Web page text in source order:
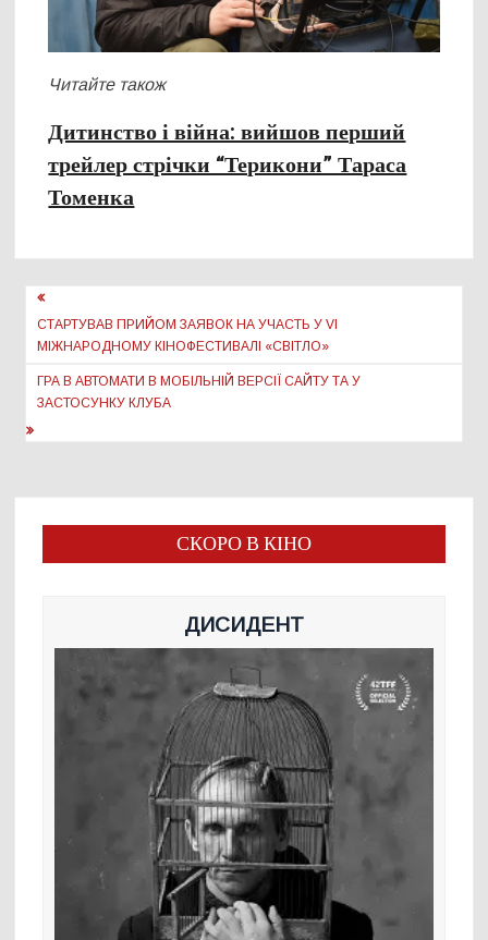
Читайте також
Дитинство і війна: вийшов перший
трейлер стрічки “Терикони” Тараса
Томенка
Навігація
записів
СТАРТУВАВ ПРИЙОМ ЗАЯВОК НА УЧАСТЬ У VI
МІЖНАРОДНОМУ КІНОФЕСТИВАЛІ «СВІТЛО»
ГРА В АВТОМАТИ В МОБІЛЬНІЙ ВЕРСІЇ САЙТУ ТА У
ЗАСТОСУНКУ КЛУБА
СКОРО В КІНО
ДИСИДЕНТ